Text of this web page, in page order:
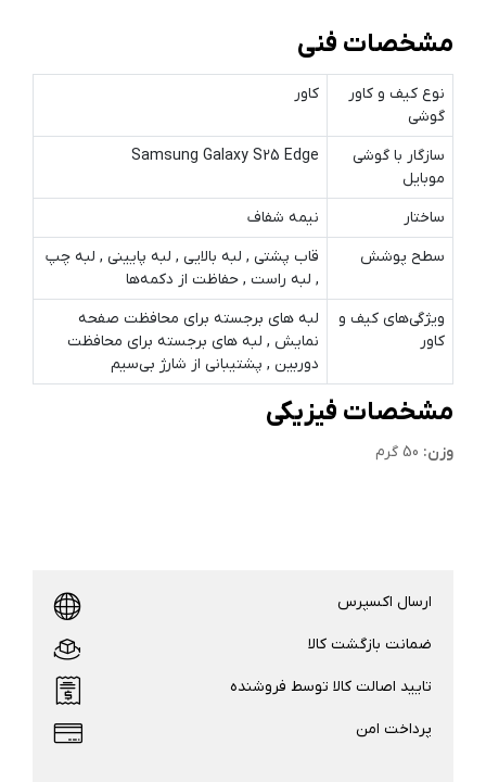
مشخصات فنی
نوع کیف و کاور
گوشی
کاور
سازگار با گوشی
موبایل
Samsung Galaxy S25 Edge
ساختار
نیمه شفاف
سطح پوشش
قاب پشتی , لبه بالایی , لبه پایینی , لبه چپ
, لبه راست , حفاظت از دکمه‌ها
ویژگی‌های کیف و
کاور
لبه های برجسته برای محافظت صفحه
نمایش , لبه های برجسته برای محافظت
دوربین , پشتیبانی از شارژ بی‌سیم
مشخصات فیزیکی
وزن:
ارسال اکسپرس
ضمانت بازگشت کالا
تایید اصالت کالا توسط فروشنده
پرداخت امن